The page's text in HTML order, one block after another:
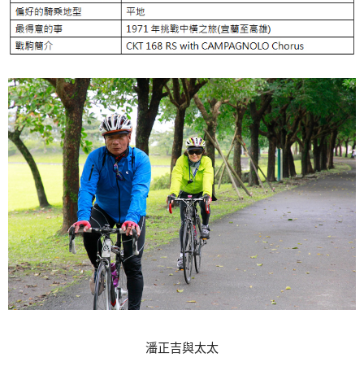
潘正吉與太太